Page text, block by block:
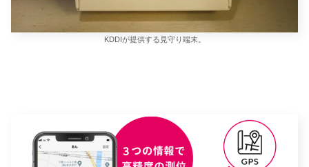
KDDIが提供する見守り端末。